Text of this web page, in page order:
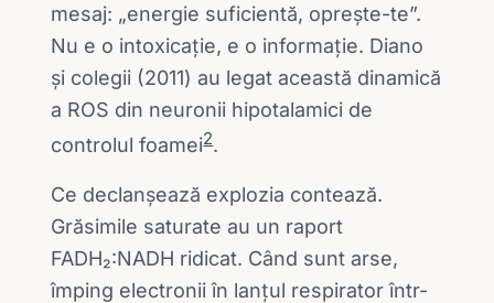
mesaj: „energie suficientă, oprește-te”.
Nu e o intoxicație, e o informație. Diano
și colegii (2011) au legat această dinamică
a ROS din neuronii hipotalamici de
controlul foamei2.
Ce declanșează explozia contează.
Grăsimile saturate au un raport
FADH₂:NADH ridicat. Când sunt arse,
împing electronii în lanțul respirator într-